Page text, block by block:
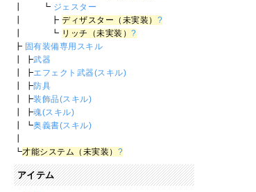
┃ ┗ ジェスター
┃ ┣ディザスター（未実装） ?
┃ ┗ リッチ（未実装）?
┣ 固有装備専用スキル
┃ ┣武器
┃ ┣エフェクト武器(スキル)
┃ ┣防具
┃ ┣装飾品(スキル)
┃ ┣魂(スキル)
┃ ┗奥義書(スキル)
┗才能システム（未実装） ?
アイテム